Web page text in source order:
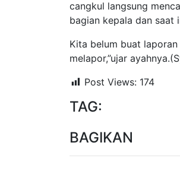
cangkul langsung
bagian kepala dan saat
Kita belum buat
melapor,”ujar
Post Views: 174
TAG:
BAGIKAN